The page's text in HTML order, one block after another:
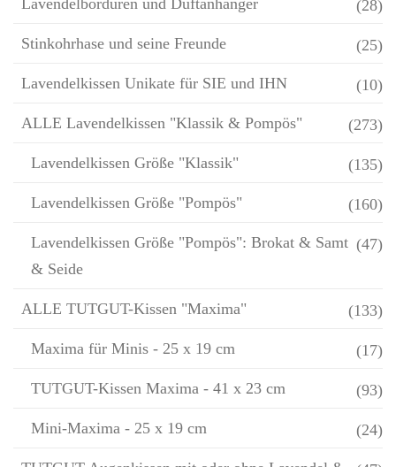
Lavendelbordüren und Duftanhänger (28)
Stinkohrhase und seine Freunde (25)
Lavendelkissen Unikate für SIE und IHN (10)
ALLE Lavendelkissen "Klassik & Pompös" (273)
Lavendelkissen Größe "Klassik" (135)
Lavendelkissen Größe "Pompös" (160)
Lavendelkissen Größe "Pompös": Brokat & Samt
& Seide
(47)
ALLE TUTGUT-Kissen "Maxima" (133)
Maxima für Minis - 25 x 19 cm (17)
TUTGUT-Kissen Maxima - 41 x 23 cm (93)
Mini-Maxima - 25 x 19 cm (24)